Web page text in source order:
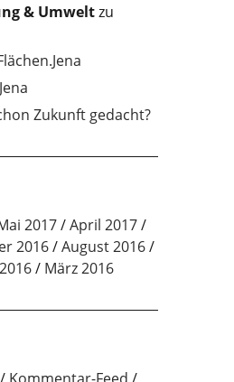
& Umweltzu
Zukunft gedacht?
2017
April 2017
2016
August 2016
März 2016